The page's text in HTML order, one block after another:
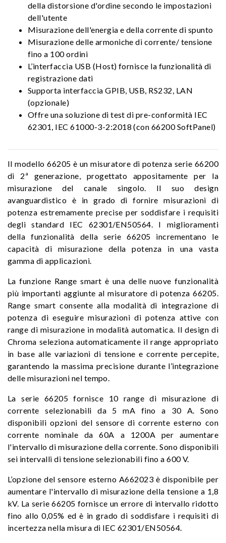
della distorsione d'ordine secondo le impostazioni
dell'utente
Misurazione dell'energia e della corrente di spunto
Misurazione delle armoniche di corrente/ tensione
fino a 100 ordini
L’interfaccia USB (Host) fornisce la funzionalità di
registrazione dati
Supporta interfaccia GPIB, USB, RS232, LAN
(opzionale)
Offre una soluzione di test di pre-conformità IEC
62301, IEC 61000-3-2:2018 (con 66200 SoftPanel)
Il modello 66205 è un misuratore di potenza serie 66200
di 2ª generazione, progettato appositamente per la
misurazione del canale singolo. Il suo design
avanguardistico è in grado di fornire misurazioni di
potenza estremamente precise per soddisfare i requisiti
degli standard IEC 62301/EN50564. I miglioramenti
della funzionalità della serie 66205 incrementano le
capacità di misurazione della potenza in una vasta
gamma di applicazioni.
La funzione Range smart è una delle nuove funzionalità
più importanti aggiunte al misuratore di potenza 66205.
Range smart consente alla modalità di integrazione di
potenza di eseguire misurazioni di potenza attive con
range di misurazione in modalità automatica. Il design di
Chroma seleziona automaticamente il range appropriato
in base alle variazioni di tensione e corrente percepite,
garantendo la massima precisione durante l’integrazione
delle misurazioni nel tempo.
La serie 66205 fornisce 10 range di misurazione di
corrente selezionabili da 5 mA fino a 30 A. Sono
disponibili opzioni del sensore di corrente esterno con
corrente nominale da 60A a 1200A per aumentare
l'intervallo di misurazione della corrente. Sono disponibili
sei intervalli di tensione selezionabili fino a 600 V.
L’opzione del sensore esterno A662023 è disponibile per
aumentare l'intervallo di misurazione della tensione a 1,8
kV. La serie 66205 fornisce un errore di intervallo ridotto
fino allo 0,05% ed è in grado di soddisfare i requisiti di
incertezza nella misura di IEC 62301/EN50564.